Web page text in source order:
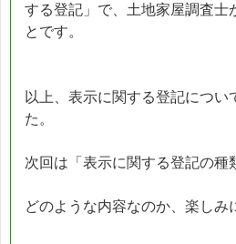
する登記」で、土地家屋調査士
とです。
以上、表示に関する登記につい
た。
次回は「表示に関する登記の種
どのような内容なのか、楽しみ